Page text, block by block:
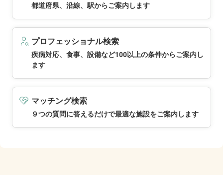
都道府県、沿線、駅からご案内します
プロフェッショナル検索
疾病対応、食事、設備など100以上の条件からご案内し
ます
マッチング検索
９つの質問に答えるだけで最適な施設をご案内します